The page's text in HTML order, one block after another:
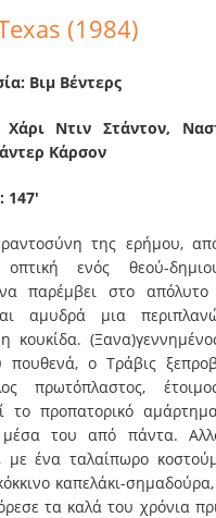
(1984)
Βιμ Βέντερς
Χάρι Ντιν Στάντον,
Κάρσον
147′
της ερήμου,
ενός θεού-
παρέμβει στο απόλυτο
αμυδρά μια
κουκίδα.
ο Τράβις
πρωτόπλαστος,
το προπατορικό
του από πάντα.
με ένα ταλαίπωρο
καπελάκι-σημαδούρα,
τα καλά του χρόνια